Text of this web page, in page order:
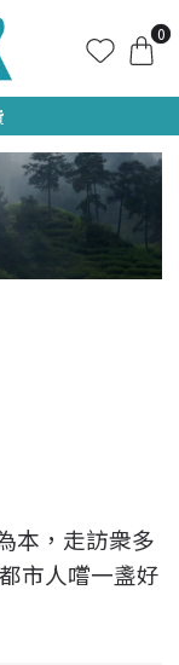
0
本，走訪衆多
市人嚐一盞好